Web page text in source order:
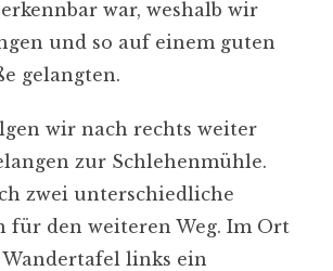
war, weshalb wir
und so auf einem guten
gelangten.
wir nach rechts weiter
zur Schlehenmühle.
zwei unterschiedliche
für den weiteren Weg. Im Ort
links ein